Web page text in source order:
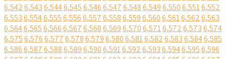
6,5426,5436,5446,5456,5466,5476,5486,5496,5506,5516,552
6,5536,5546,5556,5566,5576,5586,5596,5606,5616,5626,563
6,5646,5656,5666,5676,5686,5696,5706,5716,5726,5736,574
6,5756,5766,5776,5786,5796,5806,5816,5826,5836,5846,585
6,5866,5876,5886,5896,5906,5916,5926,5936,5946,5956,596